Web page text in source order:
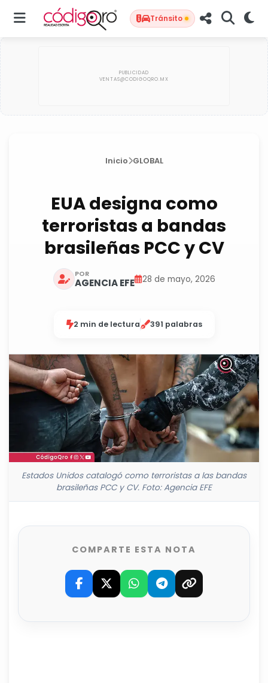
Tránsito
Inicio GLOBAL
EUA designa como
terroristas a bandas
brasileñas PCC y CV
POR
AGENCIA EFE 28 de mayo, 2026
2 min de lectura 391 palabras
Estados Unidos catalogó como terroristas a las bandas
brasileñas PCC y CV. Foto: Agencia EFE
COMPARTE ESTA NOTA